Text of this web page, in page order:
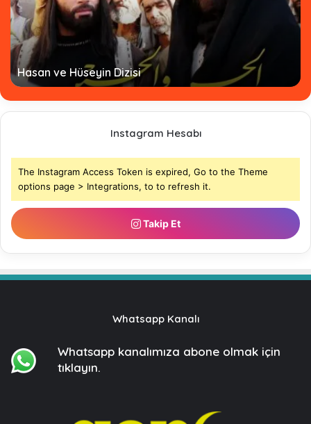
Hasan ve Hüseyin Dizisi
Instagram Hesabı
The Instagram Access Token is expired, Go to the Theme
options page > Integrations, to to refresh it.
Takip Et
Whatsapp Kanalı
Whatsapp kanalımıza abone olmak için
tıklayın.